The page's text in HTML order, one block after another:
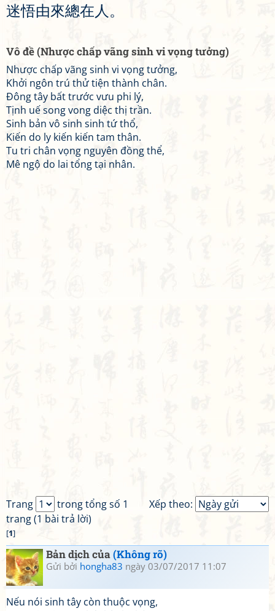
迷悟由來總在 人 。
Vô đề (Nhược chấp vãng sinh vi vọng tưởng)
Nhược chấp vãng sinh vi vọng tưởng,
Khởi ngôn trú thử tiện thành chân.
Đông tây bất trước vưu phi lý,
Tịnh uế song vong diệc thị trần.
Sinh bản vô sinh sinh tứ thổ,
Kiến do ly kiến kiến tam thân.
Tu tri chân vọng nguyên đồng thể,
Mê ngộ do lai tổng tại nhân.
Xếp theo:
Trang
trong tổng số 1
trang (1 bài trả lời)
[1]
Bản dịch của(Không rõ)
Gửi bởi hongha83 ngày 03/07/2017 11:07
Nếu nói sinh tây còn thuộc vọng,